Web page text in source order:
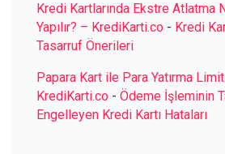
Kredi Kartlarında Ekstre Atlatma
Yapılır? – KrediKarti.co - Kredi
Tasarruf Önerileri
Papara Kart ile Para Yatırma
KrediKarti.co - Ödeme İşleminin
Engelleyen Kredi Kartı Hataları